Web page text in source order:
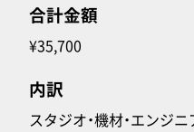
合計金額
¥35,700
内訳
スタジオ・機材・エンジ